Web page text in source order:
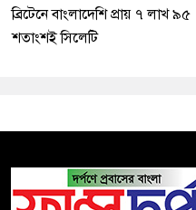
ব্রিটেনে বাংলাদেশি প্রায় ৭ লাখ ৯৫
শতাংশই সিলেটি